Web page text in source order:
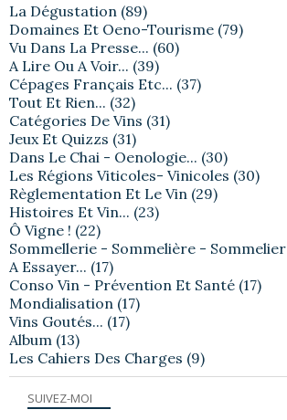
SUIVEZ-MOI
La Dégustation (89)
Domaines Et Oeno-Tourisme (79)
Vu Dans La Presse... (60)
A Lire Ou A Voir... (39)
Cépages Français Etc... (37)
Tout Et Rien... (32)
Catégories De Vins (31)
Jeux Et Quizzs (31)
Dans Le Chai - Oenologie... (30)
Les Régions Viticoles- Vinicoles (30)
Règlementation Et Le Vin (29)
Histoires Et Vin... (23)
Ô Vigne ! (22)
Sommellerie - Sommelière - Sommelier
A Essayer... (17)
Conso Vin - Prévention Et Santé (17)
Mondialisation (17)
Vins Goutés... (17)
Album (13)
Les Cahiers Des Charges (9)